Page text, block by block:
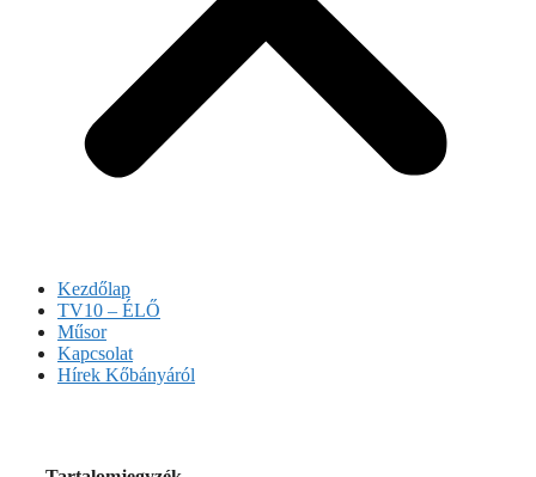
Kezdőlap
TV10 – ÉLŐ
Műsor
Kapcsolat
Hírek Kőbányáról